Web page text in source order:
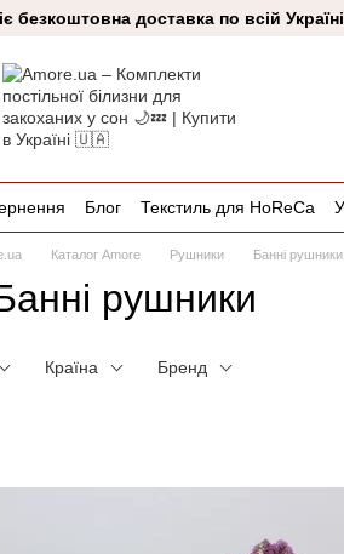
безкоштовна доставка по всій
Блог Текстиль для HoReCa
Каталог Amore Рушники Банні рушники
рушники
Країна Бренд